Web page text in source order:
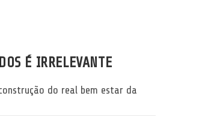
É IRRELEVANTE
do real bem estar da